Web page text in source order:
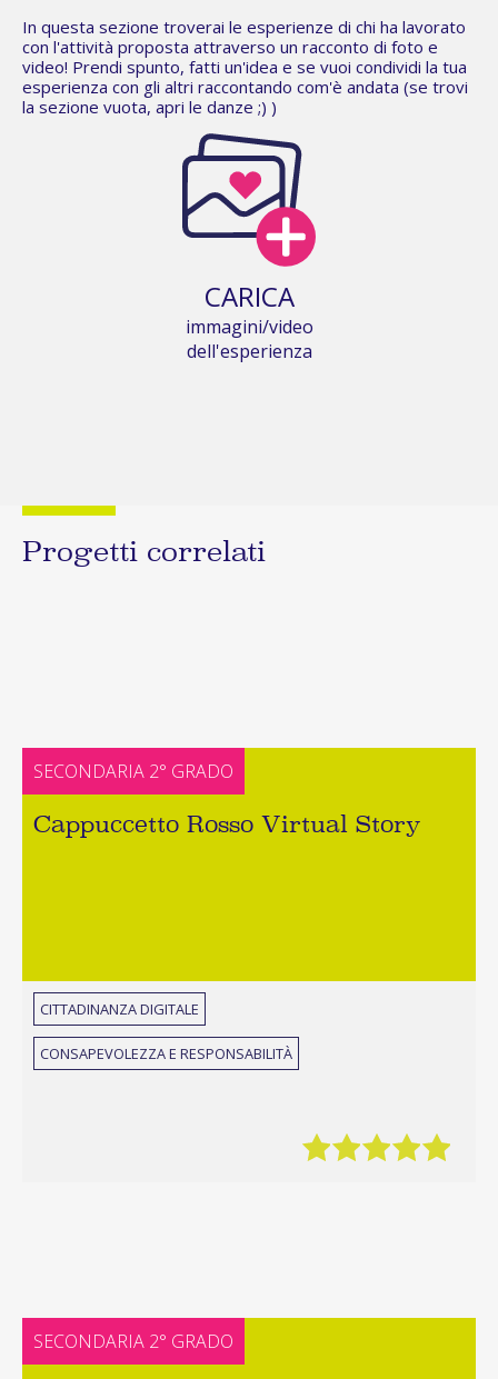
In questa sezione troverai le esperienze di chi ha lavorato
con l'attività proposta attraverso un racconto di foto e
video! Prendi spunto, fatti un'idea e se vuoi condividi la tua
esperienza con gli altri raccontando com'è andata (se trovi
la sezione vuota, apri le danze ;) )
CARICA
immagini/video
dell'esperienza
Progetti correlati
SECONDARIA 2° GRADO
Cappuccetto Rosso Virtual Story
CITTADINANZA DIGITALE
CONSAPEVOLEZZA E RESPONSABILITÀ
SECONDARIA 2° GRADO